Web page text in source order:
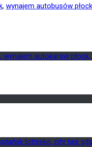
, wynajem autobusów płock